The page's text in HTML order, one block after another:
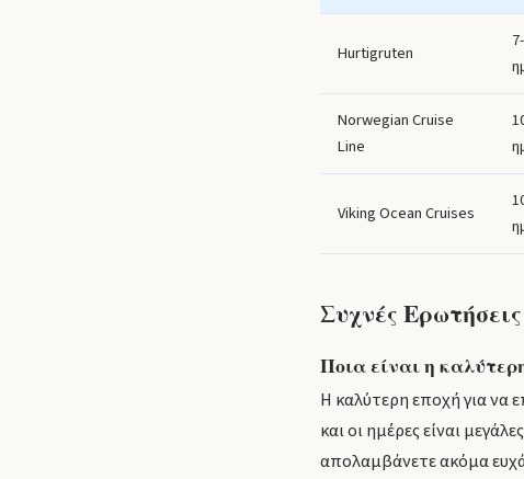
Hurtigruten
Norwegian Cruise
Line
Viking Ocean Cruises
Συχνές Ερωτήσεις
Ποια είναι η
Η καλύτερη εποχή για να
και οι ημέρες είναι
απολαμβάνετε ακόμα